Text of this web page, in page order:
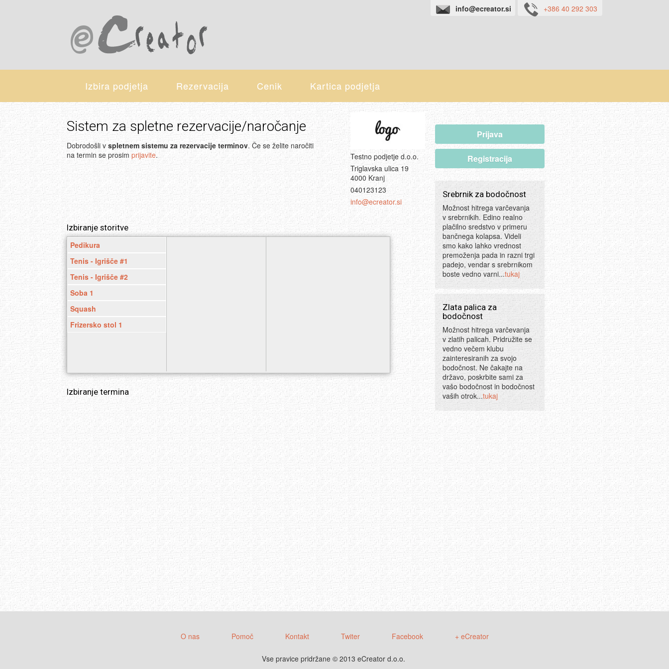
+386 40 292 303
info@ecreator.si
Izbira podjetja Rezervacija Cenik Kartica podjetja
Sistem za spletne rezervacije/naročanje
Dobrodošli vspletnem sistemu za rezervacije terminov. Če se želite naročiti
na termin se prosim prijavite.
Testno podjetje d.o.o.
Triglavska ulica 19
4000 Kranj
040123123
info@ecreator.si
Izbiranje storitve
Pedikura
Tenis - Igrišče #1
Tenis - Igrišče #2
Soba 1
Squash
Frizersko stol 1
Izbiranje termina
Prijava
Registracija
Srebrnik za bodočnost
Možnost hitrega varčevanja
v srebrnikih. Edino realno
plačilno sredstvo v primeru
bančnega kolapsa. Videli
smo kako lahko vrednost
premoženja pada in razni trgi
padejo, vendar s srebrnikom
boste vedno varni...tukaj
Zlata palica za
bodočnost
Možnost hitrega varčevanja
v zlatih palicah. Pridružite se
vedno večem klubu
zainteresiranih za svojo
bodočnost. Ne čakajte na
državo, poskrbite sami za
vašo bodočnost in bodočnost
vaših otrok...tukaj
O nas Pomoč Kontakt Twiter Facebook + eCreator
Vse pravice pridržane© 2013 eCreator d.o.o.